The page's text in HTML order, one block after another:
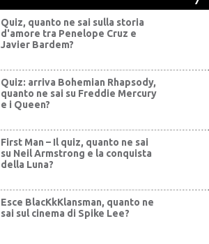
Quiz, quanto ne sai sulla storia
d'amore tra Penelope Cruz e
Javier Bardem?
Quiz: arriva Bohemian Rhapsody,
quanto ne sai su Freddie Mercury
e i Queen?
First Man – Il quiz, quanto ne sai
su Neil Armstrong e la conquista
della Luna?
Esce BlacKkKlansman, quanto ne
sai sul cinema di Spike Lee?